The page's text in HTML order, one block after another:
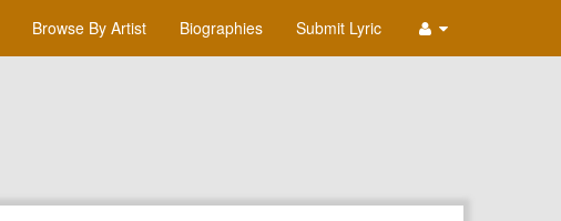
Browse By Artist Biographies Submit Lyric